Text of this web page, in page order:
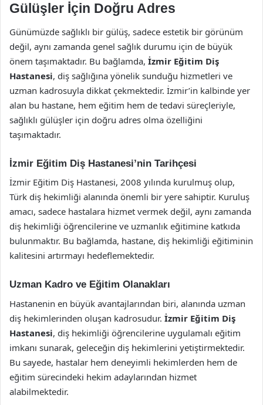
Gülüşler İçin Doğru Adres
Günümüzde sağlıklı bir gülüş, sadece estetik bir görünüm
değil, aynı zamanda genel sağlık durumu için de büyük
önem taşımaktadır. Bu bağlamda, İzmir Eğitim Diş
Hastanesi, diş sağlığına yönelik sunduğu hizmetleri ve
uzman kadrosuyla dikkat çekmektedir. İzmir’in kalbinde yer
alan bu hastane, hem eğitim hem de tedavi süreçleriyle,
sağlıklı gülüşler için doğru adres olma özelliğini
taşımaktadır.
İzmir Eğitim Diş Hastanesi’nin Tarihçesi
İzmir Eğitim Diş Hastanesi, 2008 yılında kurulmuş olup,
Türk diş hekimliği alanında önemli bir yere sahiptir. Kuruluş
amacı, sadece hastalara hizmet vermek değil, aynı zamanda
diş hekimliği öğrencilerine ve uzmanlık eğitimine katkıda
bulunmaktır. Bu bağlamda, hastane, diş hekimliği eğitiminin
kalitesini artırmayı hedeflemektedir.
Uzman Kadro ve Eğitim Olanakları
Hastanenin en büyük avantajlarından biri, alanında uzman
diş hekimlerinden oluşan kadrosudur. İzmir Eğitim Diş
Hastanesi, diş hekimliği öğrencilerine uygulamalı eğitim
imkanı sunarak, geleceğin diş hekimlerini yetiştirmektedir.
Bu sayede, hastalar hem deneyimli hekimlerden hem de
eğitim sürecindeki hekim adaylarından hizmet
alabilmektedir.